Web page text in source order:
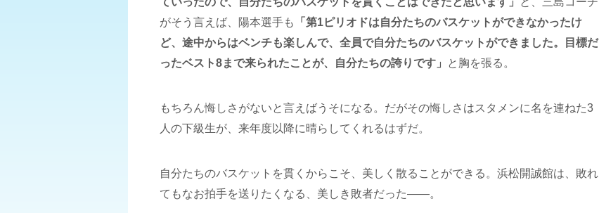
がそう言えば、陽本選手も
「第1ピリオドは自分たちのバスケットができなかったけ
ど、途中からはベンチも楽しんで、全員で自分たちのバスケットができました。目標だ
ったベスト8まで来られたことが、自分たちの誇りです」
と胸を張る。
もちろん悔しさがないと言えばうそになる。だがその悔しさはスタメンに名を連ねた3
人の下級生が、来年度以降に晴らしてくれるはずだ。
自分たちのバスケットを貫くからこそ、美しく散ることができる。浜松開誠館は、敗れ
てもなお拍手を送りたくなる、美しき敗者だった――。